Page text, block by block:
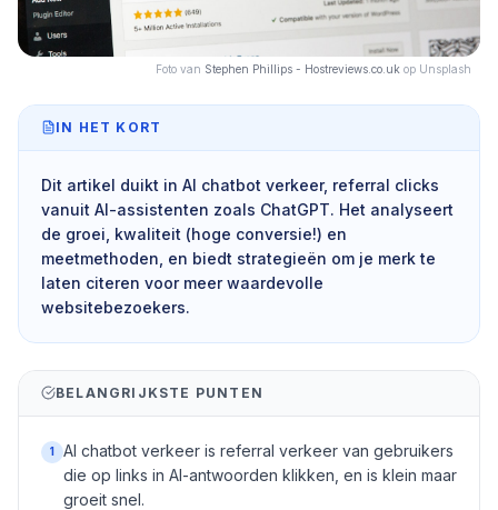
Foto van Stephen Phillips - Hostreviews.co.uk op Unsplash
IN HET KORT
Dit artikel duikt in AI chatbot verkeer, referral clicks
vanuit AI-assistenten zoals ChatGPT. Het analyseert
de groei, kwaliteit (hoge conversie!) en
meetmethoden, en biedt strategieën om je merk te
laten citeren voor meer waardevolle
websitebezoekers.
BELANGRIJKSTE PUNTEN
1
AI chatbot verkeer is referral verkeer van gebruikers
die op links in AI-antwoorden klikken, en is klein maar
groeit snel.